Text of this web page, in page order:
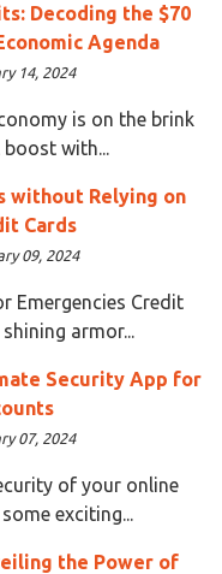
Decoding the $70
Agenda
14, 2024
is on the brink
with...
without Relying on
Cards
09, 2024
Emergencies Credit
armor...
Security App for
07, 2024
of your online
exciting...
the Power of